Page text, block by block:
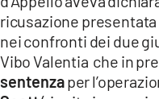
ricusazione presentata
nei confronti dei due
Vibo Valentia che in
sentenzaper